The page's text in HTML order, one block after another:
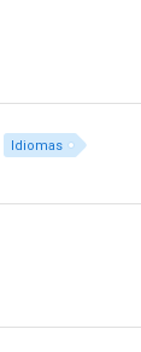
Idiomas